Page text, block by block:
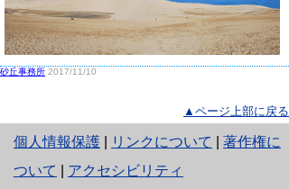
砂丘事務所 2017/11/10
▲ページ上部に戻る
個人情報保護
と
り
リンクについて
著作権に
ついて
アクセシビリティ